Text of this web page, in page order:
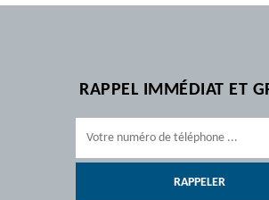
RAPPEL IMMÉDIAT ET